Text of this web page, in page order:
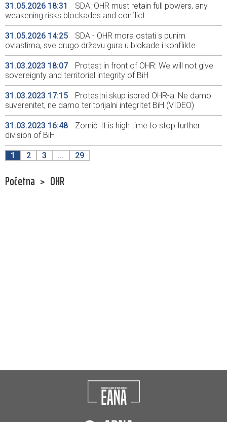
31.05.2026 18:31
SDA: OHR must retain full powers, any
weakening risks blockades and conflict
31.05.2026 14:25
SDA - OHR mora ostati s punim
ovlastima, sve drugo državu gura u blokade i konflikte
31.03.2023 18:07
Protest in front of OHR: We will not give
sovereignty and territorial integrity of BiH
31.03.2023 17:15
Protestni skup ispred OHR-a: Ne damo
suverenitet, ne damo teritorijalni integritet BiH (VIDEO)
31.03.2023 16:48
Zornić: It is high time to stop further
division of BiH
1 2 3 ... 29
Početna > OHR